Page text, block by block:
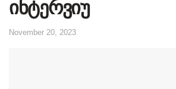
ინტერვიუ
November 20, 2023